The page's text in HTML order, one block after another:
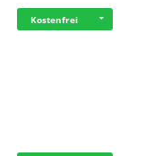
Kostenfrei